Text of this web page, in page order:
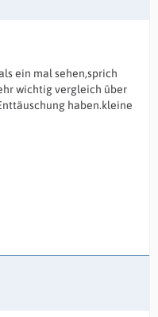
ein mal sehen,sprich
wichtig vergleich über
haben.kleine